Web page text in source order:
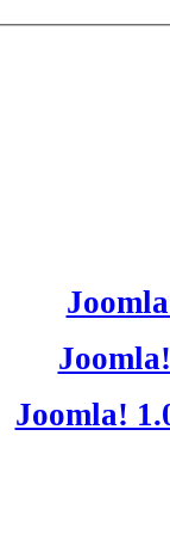
Joomla!